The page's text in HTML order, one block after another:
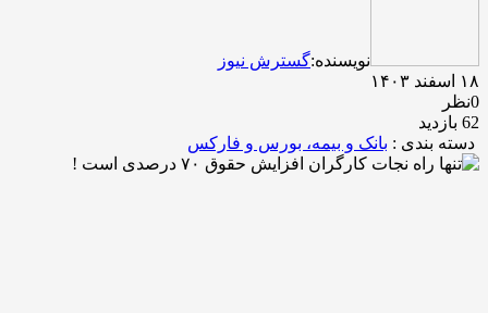
نویسنده:گسترش نیوز
۱۸ اسفند ۱۴۰۳
0نظر
62 بازدید
دسته بندی : بانک و بیمه، بورس و فارکس